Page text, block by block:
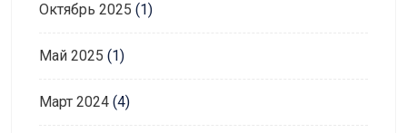
Октябрь 2025 (1)
Май 2025 (1)
Март 2024 (4)